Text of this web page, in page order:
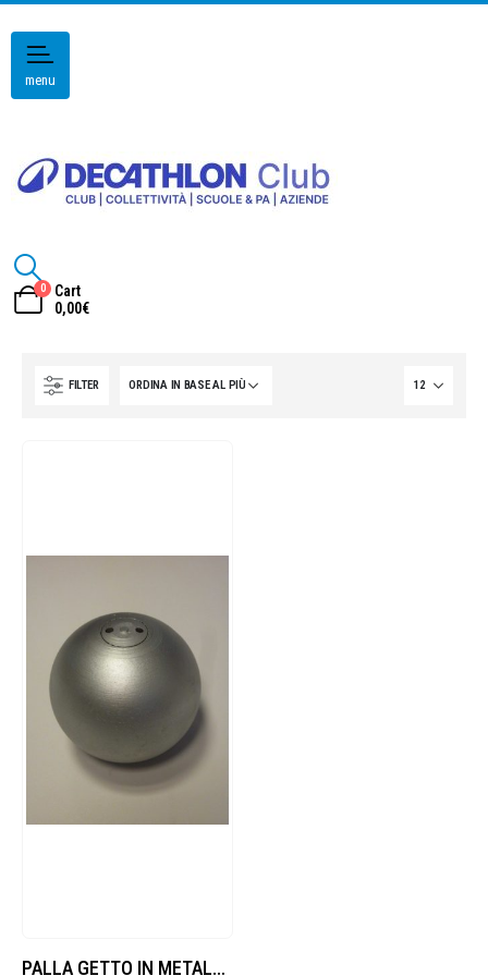
menu
0
Cart
0,00€
FILTER
PALLA GETTO IN METALLO TARATA